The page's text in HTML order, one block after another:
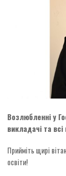
Возлюбленні у
викладачі та всі
Прийміть щирі
освіти!